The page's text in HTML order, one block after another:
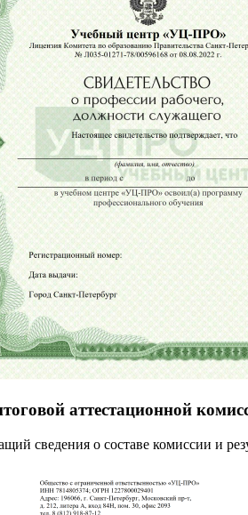
аттестационной
сведения о составе комиссии и